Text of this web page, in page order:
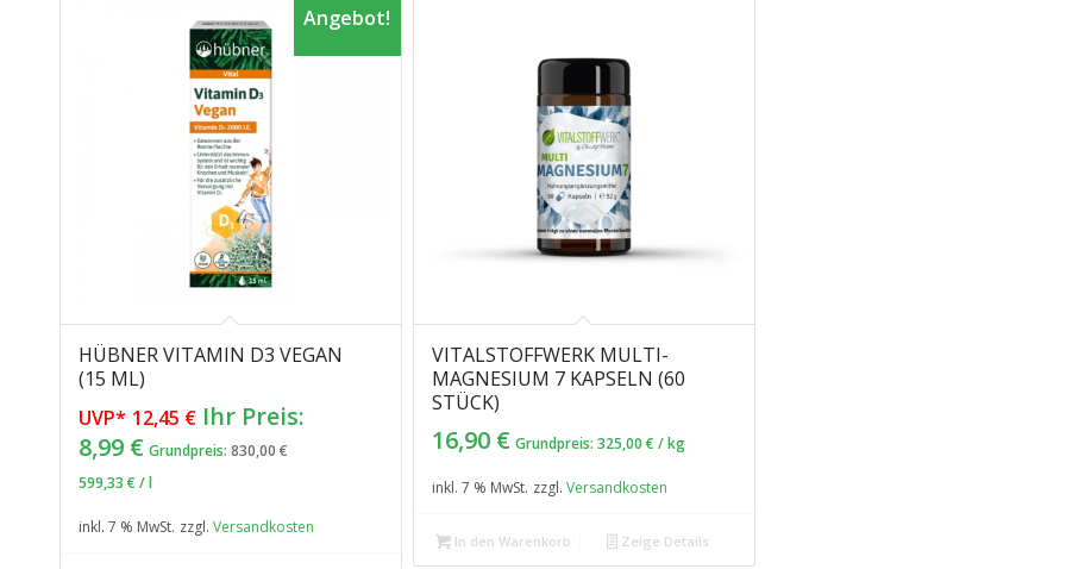
HÜBNER VITAMIN D3 VEGAN
(15 ML)
UVP* 12,45 € Ursprünglicher
Preis
Ihr Preis:
8,99 €Aktueller
Preis
8,99 €.
Angebot!
Grundpreis: 830,00 €
599,33 € /l
inkl. 7 % MwSt. zzgl. Versandkosten
VITALSTOFFWERK MULTI-
MAGNESIUM 7 KAPSELN (60
STÜCK)
16,90 € Grundpreis: 325,00 € /kg
inkl. 7 % MwSt. zzgl. Versandkosten
In den Warenkorb Zeige Details